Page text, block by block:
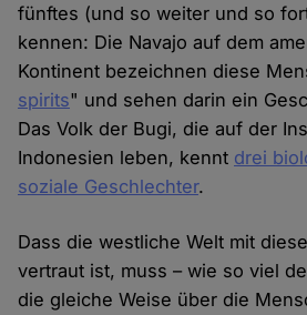
fünftes (und so weiter und so
kennen: Die Navajo auf dem
Kontinent bezeichnen diese
spirits" und sehen darin ein
Das Volk der Bugi, die auf der
Indonesien leben, kennt drei
soziale Geschlechter.
Dass die westliche Welt mit
vertraut ist, muss – wie so viel
die gleiche Weise über die